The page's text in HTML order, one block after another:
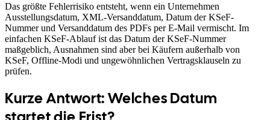
Das größte Fehlerrisiko entsteht, wenn ein Unternehmen
Ausstellungsdatum, XML-Versanddatum, Datum der KSeF-
Nummer und Versanddatum des PDFs per E-Mail vermischt. Im
einfachen KSeF-Ablauf ist das Datum der KSeF-Nummer
maßgeblich, Ausnahmen sind aber bei Käufern außerhalb von
KSeF, Offline-Modi und ungewöhnlichen Vertragsklauseln zu
prüfen.
Kurze Antwort: Welches Datum